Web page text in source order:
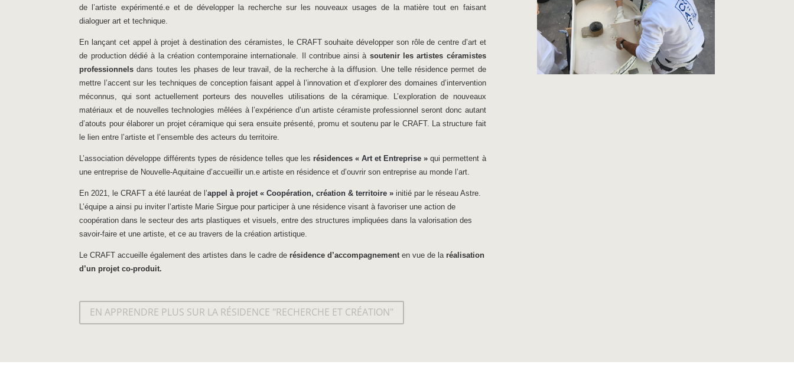
de l’artiste expérimenté.e et de développer la recherche sur les nouveaux usages de la matière tout en faisant
dialoguer art et technique.
En lançant cet appel à projet à destination des céramistes, le CRAFT souhaite développer son rôle de centre d’art et
de production dédié à la création contemporaine internationale. Il contribue ainsi à soutenir les artistes céramistes
professionnels dans toutes les phases de leur travail, de la recherche à la diffusion. Une telle résidence permet de
mettre l’accent sur les techniques de conception faisant appel à l’innovation et d’explorer des domaines d’intervention
méconnus, qui sont actuellement porteurs des nouvelles utilisations de la céramique. L’exploration de nouveaux
matériaux et de nouvelles technologies mêlées à l’expérience d’un artiste céramiste professionnel seront donc autant
d’atouts pour élaborer un projet céramique qui sera ensuite présenté, promu et soutenu par le CRAFT. La structure fait
le lien entre l’artiste et l’ensemble des acteurs du territoire.
L’association développe différents types de résidence telles que les résidences « Art et Entreprise » qui permettent à
une entreprise de Nouvelle-Aquitaine d’accueillir un.e artiste en résidence et d’ouvrir son entreprise au monde l’art.
En 2021, le CRAFT a été lauréat de l’appel à projet « Coopération, création & territoire » initié par le réseau Astre.
L’équipe a ainsi pu inviter l’artiste Marie Sirgue pour participer à une résidence visant à favoriser une action de
coopération dans le secteur des arts plastiques et visuels, entre des structures impliquées dans la valorisation des
savoir-faire et une artiste, et ce au travers de la création artistique.
Le CRAFT accueille également des artistes dans le cadre de résidence d’accompagnement en vue de la réalisation
d’un projet co-produit.
EN APPRENDRE PLUS SUR LA RÉSIDENCE "RECHERCHE ET CRÉATION"